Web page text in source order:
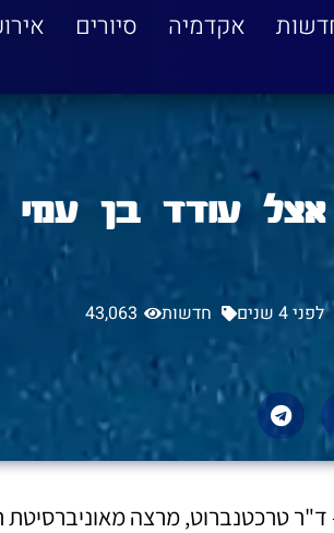
אקדמיה סיורים
אצל עודד בן
לפני 4 שנים חדשות 43,063
– ד"ר טרכטנברוט, מרצה